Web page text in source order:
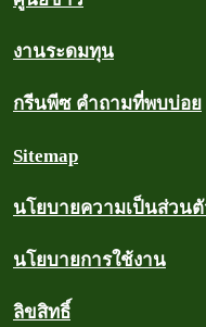
งานระดมทุน
กรีนพีซ คำถามที่พบบ่อย
Sitemap
นโยบายความเป็นส่วน
นโยบายการใช้งาน
ลิขสิทธิ์